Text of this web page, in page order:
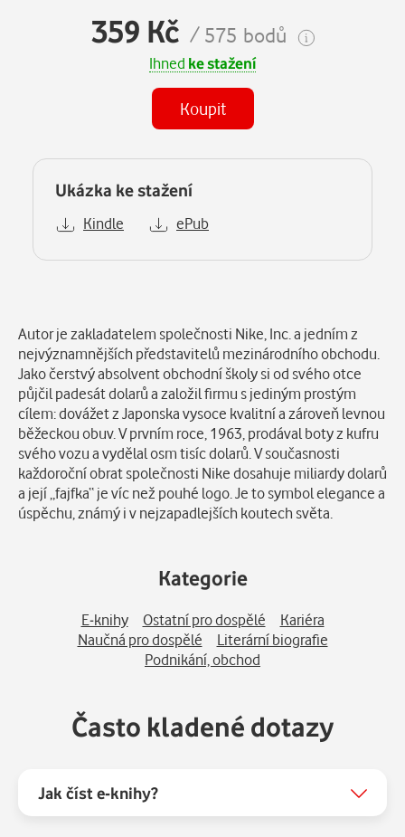
359 Kč / 575 bodů
Ihned ke stažení
Koupit
Ukázka ke stažení
Kindle ePub
Autor je zakladatelem společnosti Nike, Inc. a jedním z
nejvýznamnějších představitelů mezinárodního obchodu.
Jako čerstvý absolvent obchodní školy si od svého otce
půjčil padesát dolarů a založil firmu s jediným prostým
cílem: dovážet z Japonska vysoce kvalitní a zároveň levnou
běžeckou obuv. V prvním roce, 1963, prodával boty z kufru
svého vozu a vydělal osm tisíc dolarů. V současnosti
každoroční obrat společnosti Nike dosahuje miliardy dolarů
a její „fajfka“ je víc než pouhé logo. Je to symbol elegance a
úspěchu, známý i v nejzapadlejších koutech světa.
Kategorie
E-knihy Ostatní pro dospělé
Kariéra
Naučná pro dospělé
Literární biografie
Podnikání, obchod
Často kladené dotazy
Jak číst e-knihy?